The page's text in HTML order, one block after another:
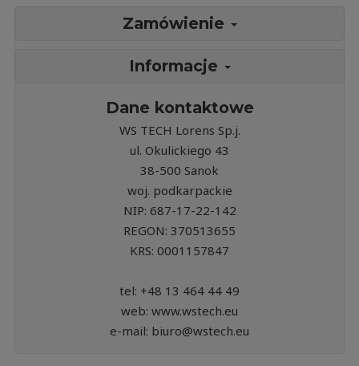
Zamówienie
Informacje
Dane kontaktowe
WS TECH Lorens Sp.j.
ul. Okulickiego 43
38-500 Sanok
woj. podkarpackie
NIP: 687-17-22-142
REGON: 370513655
KRS: 0001157847
tel: +48 13 464 44 49
web: www.wstech.eu
e-mail: biuro@wstech.eu